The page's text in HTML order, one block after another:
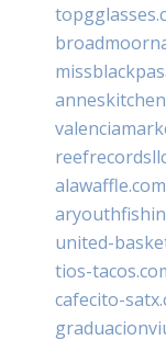
alawaffle.com
united-
tios-
cafecito-